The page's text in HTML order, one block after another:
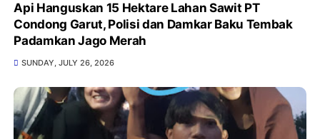
Api Hanguskan 15 Hektare Lahan Sawit PT
Condong Garut, Polisi dan Damkar Baku Tembak
Padamkan Jago Merah
SUNDAY, JULY 26, 2026